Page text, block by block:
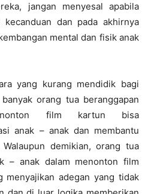
jangan menyesal apabila
dan pada akhirnya
mental dan fisik anak
yang kurang mendidik bagi
orang tua beranggapan
film kartun bisa
anak – anak dan membantu
demikian, orang tua
– anak dalam menonton film
menyajikan adegan yang tidak